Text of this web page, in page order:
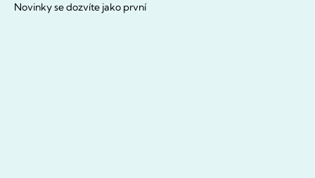
Novinky se dozvíte jako první